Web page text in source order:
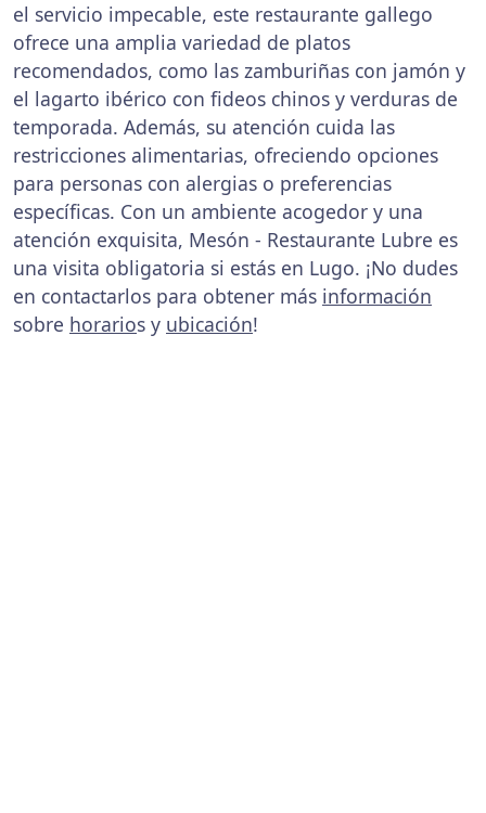
el servicio impecable, este restaurante gallego
ofrece una amplia variedad de platos
recomendados, como las zamburiñas con jamón y
el lagarto ibérico con fideos chinos y verduras de
temporada. Además, su atención cuida las
restricciones alimentarias, ofreciendo opciones
para personas con alergias o preferencias
específicas. Con un ambiente acogedor y una
atención exquisita, Mesón - Restaurante Lubre es
una visita obligatoria si estás en Lugo. ¡No dudes
en contactarlos para obtener más información
sobre horarios y ubicación!